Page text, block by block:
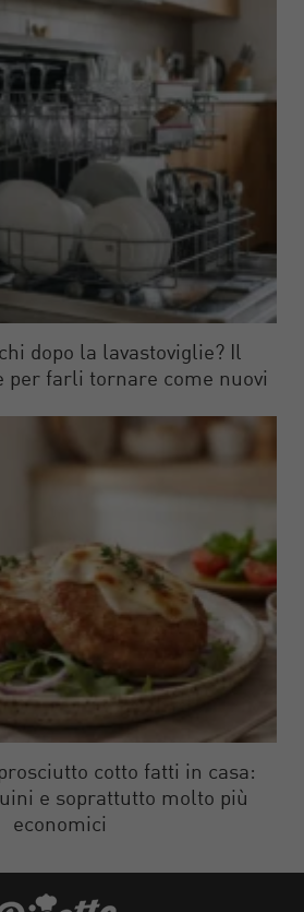
dopo la lavastoviglie? Il
per farli tornare come nuovi
cotto fatti in casa:
e soprattutto molto più
economici